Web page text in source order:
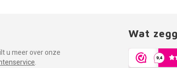
u meer over onze
.
Wat